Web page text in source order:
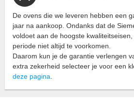
De ovens die we leveren hebben een
jaar na aankoop. Ondanks dat de
voldoet aan de hoogste
periode niet altijd te voorkomen.
Daarom kun je de garantie verlengen
extra zekerheid selecteer je voor een
deze pagina